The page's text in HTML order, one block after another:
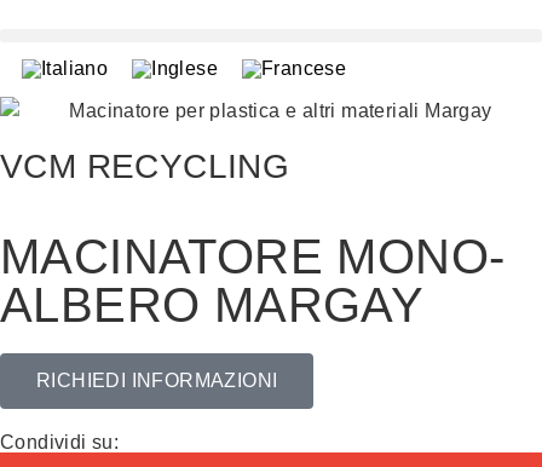
VCM RECYCLING
MACINATORE MONO-
ALBERO MARGAY
RICHIEDI INFORMAZIONI
Condividi su: